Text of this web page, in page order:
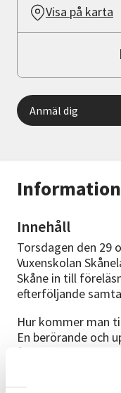
Information
Innehåll
Torsdagen den 29
Vuxenskolan
Skåne in till
efterföljande
Hur kommer man
En berörande och
återerövrar sitt liv
man sig vidare när
Visa på karta
Anmäl dig